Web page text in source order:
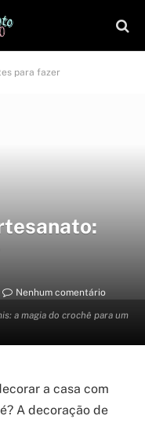
para fazer
a magia do crochê para um
Nenhum comentário
a casa com
A decoração de